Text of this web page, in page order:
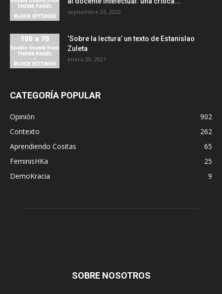
septiembre 26, 2022
‘Sobre la lectura’ un texto de Estanislao
Zuleta
enero 20, 2021
CATEGORÍA POPULAR
Opinión
902
Contexto
262
Aprendiendo Cositas
65
FeminisHKa
25
DemoKracia
9
SOBRE NOSOTROS